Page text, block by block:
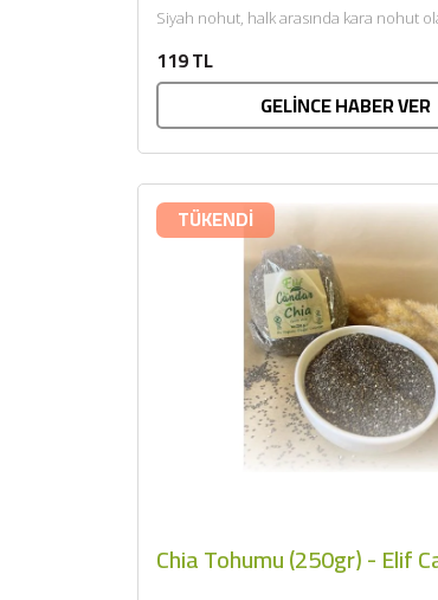
Siyah nohut, halk arasında kara nohut
119 TL
GELİNCE HABER VER
TÜKENDİ
Chia Tohumu (250gr) - Elif